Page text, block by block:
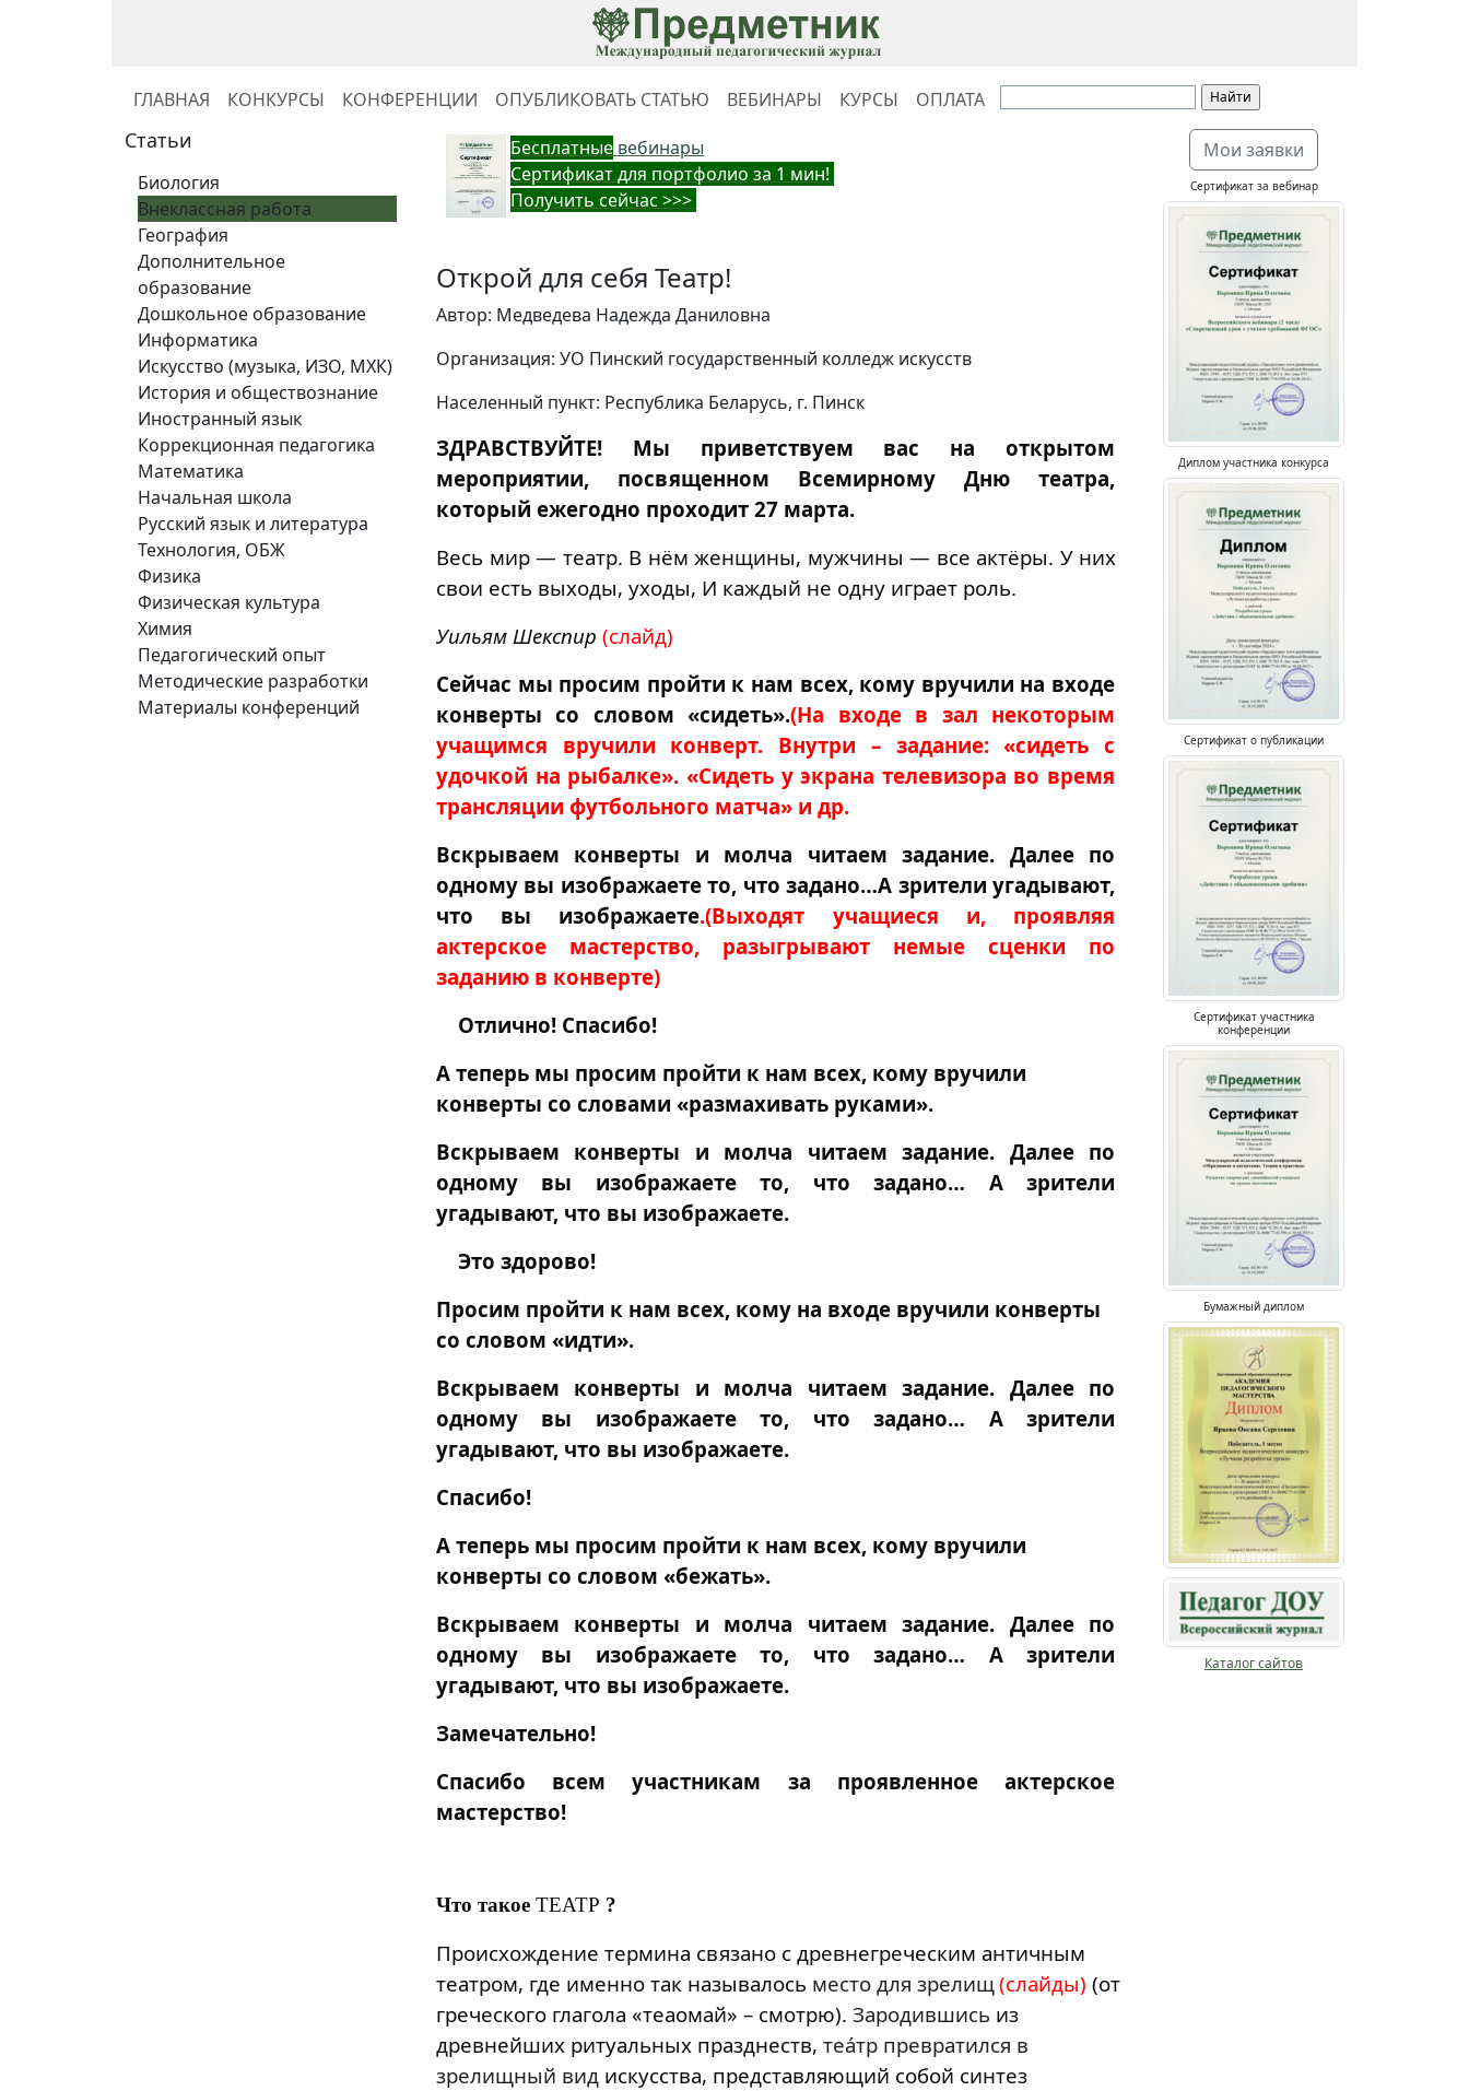
ГЛАВНАЯ КОНКУРСЫ КОНФЕРЕНЦИИ ОПУБЛИКОВАТЬ СТАТЬЮ ВЕБИНАРЫ КУРСЫ ОПЛАТА
Статьи
Биология
Внеклассная работа
География
Дополнительное
образование
Дошкольное образование
Информатика
Искусство (музыка, ИЗО, МХК)
История и обществознание
Иностранный язык
Коррекционная педагогика
Математика
Начальная школа
Русский язык и литература
Технология, ОБЖ
Физика
Физическая культура
Химия
Педагогический опыт
Методические разработки
Материалы конференций
Бесплатные вебинары
Cертификат для портфолио за 1 мин!
Получить сейчас >>>
Открой для себя Театр!
Автор: Медведева Надежда Даниловна
Организация: УО Пинский государственный колледж искусств
Населенный пункт: Республика Беларусь, г. Пинск
ЗДРАВСТВУЙТЕ! Мы приветствуем вас на открытом
мероприятии, посвященном Всемирному Дню театра,
который ежегодно проходит 27 марта.
Весь мир — театр. В нём женщины, мужчины — все актёры. У них
свои есть выходы, уходы, И каждый не одну играет роль.
Уильям Шекспир (слайд)
Сейчас мы просим пройти к нам всех, кому вручили на входе
конверты со словом «сидеть».(На входе в зал некоторым
учащимся вручили конверт. Внутри – задание: «сидеть с
удочкой на рыбалке». «Сидеть у экрана телевизора во время
трансляции футбольного матча» и др.
Вскрываем конверты и молча читаем задание. Далее по
одному вы изображаете то, что задано…А зрители угадывают,
что вы изображаете.(Выходят учащиеся и, проявляя
актерское мастерство, разыгрывают немые сценки по
заданию в конверте)
Отлично! Спасибо!
А теперь мы просим пройти к нам всех, кому вручили
конверты со словами «размахивать руками».
Вскрываем конверты и молча читаем задание. Далее по
одному вы изображаете то, что задано… А зрители
угадывают, что вы изображаете.
Это здорово!
Просим пройти к нам всех, кому на входе вручили конверты
со словом «идти».
Вскрываем конверты и молча читаем задание. Далее по
одному вы изображаете то, что задано… А зрители
угадывают, что вы изображаете.
Спасибо!
А теперь мы просим пройти к нам всех, кому вручили
конверты со словом «бежать».
Вскрываем конверты и молча читаем задание. Далее по
одному вы изображаете то, что задано… А зрители
угадывают, что вы изображаете.
Замечательно!
Спасибо всем участникам за проявленное актерское
мастерство!
Что такое ТЕАТР ?
Происхождение термина связано с древнегреческим античным
театром, где именно так называлось место для зрелищ(слайды) (от
греческого глагола «теаомай» – смотрю). Зародившись из
древнейших ритуальных празднеств, теа́тр превратился в
зрелищный вид искусства, представляющий собой синтез
Мои заявки
Сертификат за вебинар
Диплом участника конкурса
Сертификат о публикации
Сертификат участника
конференции
Бумажный диплом
Каталог сайтов